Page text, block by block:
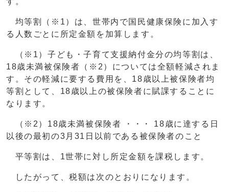
均等割（※1）は、世帯内で国民健康保険に加入す
る人数ごとに所定金額を加算します。
（※1）子ども・子育て支援納付金分の均等割は、
18歳未満被保険者（※2）については全額軽減されま
す。その軽減に要する費用を、18歳以上被保険者均
等割として、18歳以上の被保険者に賦課することに
なります。
（※2）18歳未満被保険者 ・・・ 18歳に達する日
以後の最初の3月31日以前である被保険者のこと
平等割は、1世帯に対し所定金額を課税します。
したがって、税額は次のとおりになります。